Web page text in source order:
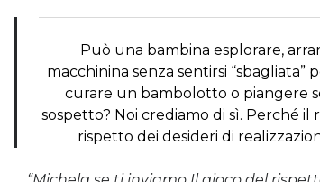
Può una bambina esplorare,
macchinina senza sentirsi
curare un bambolotto o piangere
sospetto? Noi crediamo di sì. Perché
rispetto dei desideri di